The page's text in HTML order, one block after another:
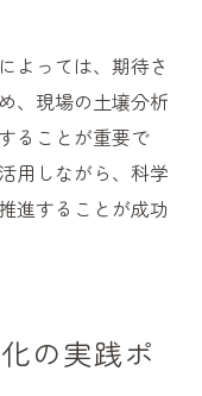
よっては、期待さ
、現場の土壌分析
ることが重要で
用しながら、科学
進することが成功
の実践ポ